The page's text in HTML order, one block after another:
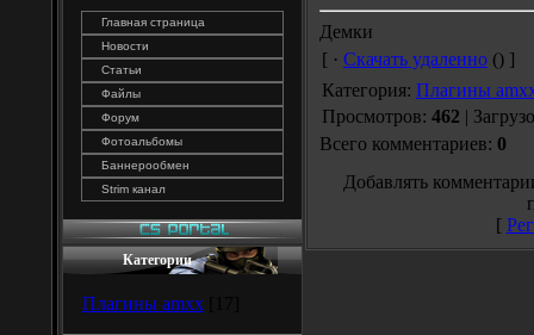
Главная страница
Новости
Статьи
Файлы
Форум
Фотоальбомы
Баннерообмен
Strim канал
Категории
Плагины amxx
Демки
[ · Скачать удаленно () ]
Категория: Плагины
Просмотров: 462 |
Всего комментариев: 0
Добавлять
[